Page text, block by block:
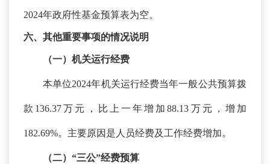
2024年政府性基金预算表为空。
六、其他重要事项的情况说明
（一）机关运行经费
本单位2024年机关运行经费当年一般公共预算拨
款136.37万元，比上一年增加88.13万元，增加
182.69%。主要原因是人员经费及工作经费增加。
（二） “三公”经费预算